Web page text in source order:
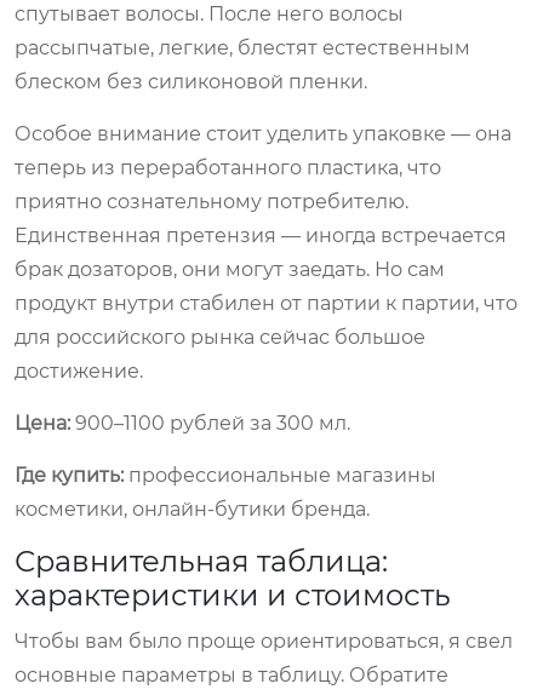
спутывает волосы. После него волосы
рассыпчатые, легкие, блестят естественным
блеском без силиконовой пленки.
Особое внимание стоит уделить упаковке — она
теперь из переработанного пластика, что
приятно сознательному потребителю.
Единственная претензия — иногда встречается
брак дозаторов, они могут заедать. Но сам
продукт внутри стабилен от партии к партии, что
для российского рынка сейчас большое
достижение.
Цена: 900–1100 рублей за 300 мл.
Где купить: профессиональные магазины
косметики, онлайн-бутики бренда.
Сравнительная таблица:
характеристики и стоимость
Чтобы вам было проще ориентироваться, я свел
основные параметры в таблицу. Обратите